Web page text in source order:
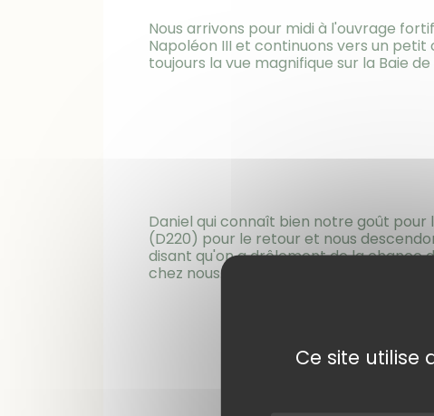
Ce site utilise
Nous arrivons pour midi à l'ouvrage
Napoléon III et continuons vers un
toujours la vue magnifique sur la Baie de
Daniel qui connaît bien notre goût
(D220) pour le retour et nous
disant qu'on a drôlement de la chance
chez nous.